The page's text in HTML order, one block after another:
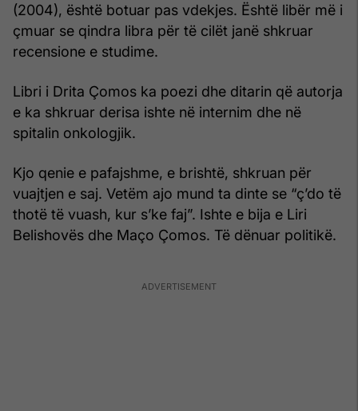
(2004), është botuar pas vdekjes. Është libër më i
çmuar se qindra libra për të cilët janë shkruar
recensione e studime.
Libri i Drita Çomos ka poezi dhe ditarin që autorja
e ka shkruar derisa ishte në internim dhe në
spitalin onkologjik.
Kjo qenie e pafajshme, e brishtë, shkruan për
vuajtjen e saj. Vetëm ajo mund ta dinte se “ç’do të
thotë të vuash, kur s’ke faj”. Ishte e bija e Liri
Belishovës dhe Maço Çomos. Të dënuar politikë.